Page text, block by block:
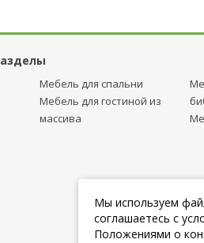
Мебель для спальни
Мебель для гостиной из
массива
Мы используем
соглашаетесь с
Положениями о